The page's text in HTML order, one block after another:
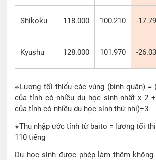
Shikoku 118.000 100.210 -
Kyushu 128.000 101.970 -
※Lương tối thiểu các vùng (bình quân) =
của tỉnh có nhiều du học sinh nhất x 2
của tỉnh có nhiều du học sinh thứ nhì)÷3
※Thu nhập ước tính từ baito = lương tối
110 tiếng
Du học sinh được phép làm thêm